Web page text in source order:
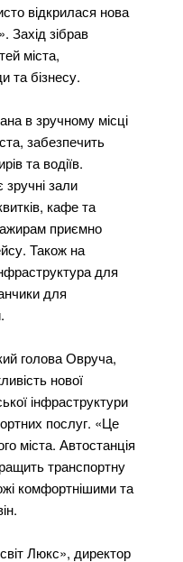
Овруч
відкрилася нова
Захід зібрав
міста,
та бізнесу.
в зручному місці
забезпечить
та водіїв.
зали
кафе та
приємно
Також на
для
для
голова Овруча,
нової
інфраструктури
послуг. «Це
міста. Автостанція
транспортну
комфортнішими та
Люкс», директор